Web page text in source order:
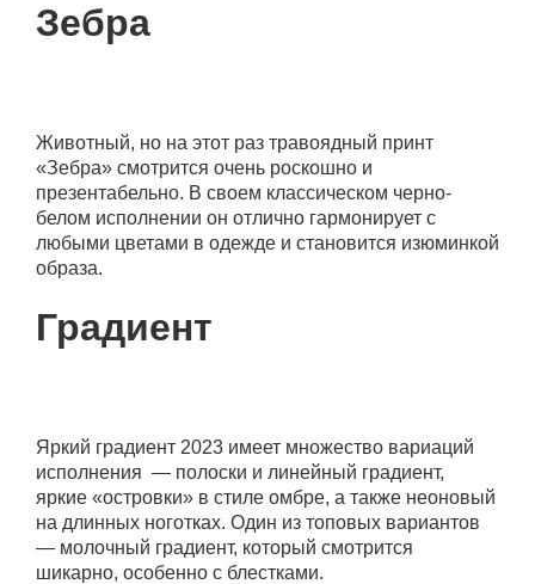
Зебра
Животный, но на этот раз травоядный принт
«Зебра» смотрится очень роскошно и
презентабельно. В своем классическом черно-
белом исполнении он отлично гармонирует с
любыми цветами в одежде и становится изюминкой
образа.
Градиент
Яркий градиент 2023 имеет множество вариаций
исполнения — полоски и линейный градиент,
яркие «островки» в стиле омбре, а также неоновый
на длинных ноготках. Один из топовых вариантов
— молочный градиент, который смотрится
шикарно, особенно с блестками.